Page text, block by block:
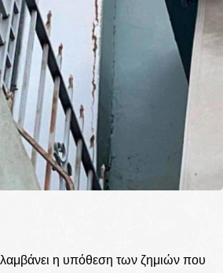
η υπόθεση των ζημιών που